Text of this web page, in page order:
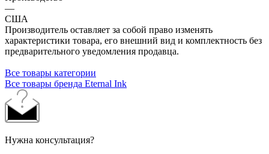
—
США
Производитель оставляет за собой право изменять
характеристики товара, его внешний вид и комплектность без
предварительного уведомления продавца.
Все товары категории
Все товары бренда Eternal Ink
Нужна консультация?